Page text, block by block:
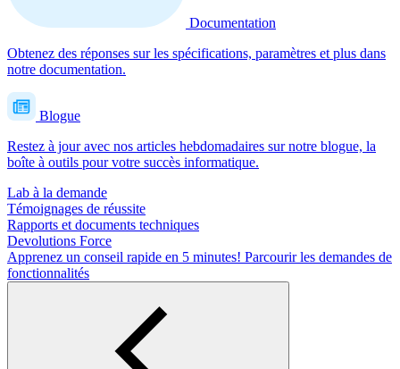
Documentation
Obtenez des réponses sur les spécifications, paramètres et plus dans
notre documentation.
Blogue
Restez à jour avec nos articles hebdomadaires sur notre blogue, la
boîte à outils pour votre succès informatique.
Lab à la demande
Témoignages de réussite
Rapports et documents techniques
Devolutions Force
Apprenez un conseil rapide en 5 minutes! Parcourir les demandes de
fonctionnalités